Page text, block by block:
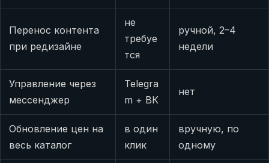
Перенос контента
при редизайне
не
требуе
тся
ручной, 2–4
недели
Управление через
мессенджер
Telegra
m + ВК
нет
Обновление цен на
весь каталог
в один
клик
вручную, по
одному